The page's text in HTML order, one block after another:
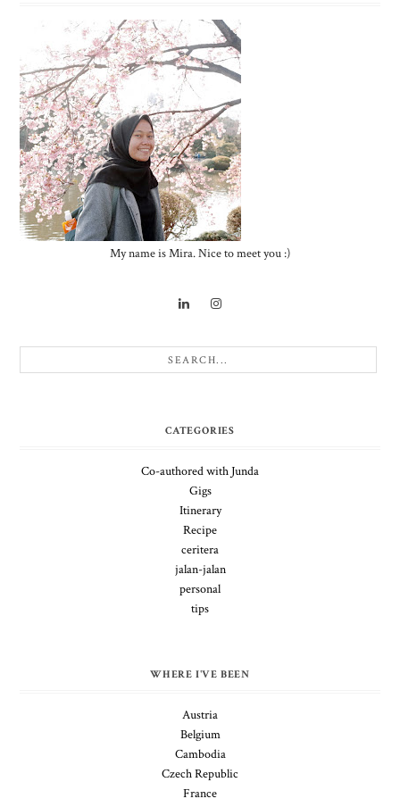
My name is Mira. Nice to meet you :)
CATEGORIES
Co-authored with Junda
Gigs
Itinerary
Recipe
ceritera
jalan-jalan
personal
tips
WHERE I'VE BEEN
Austria
Belgium
Cambodia
Czech Republic
France